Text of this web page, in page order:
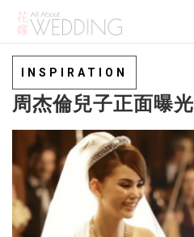
INSPIRATION
周杰倫兒子正面曝光